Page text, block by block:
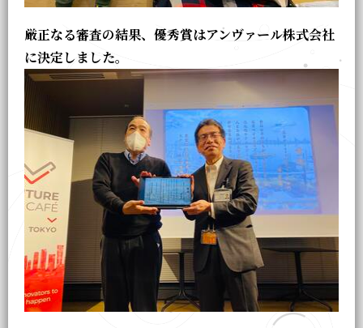
厳正なる審査の結果、優秀賞はアンヴァール株式会社
に決定しました。